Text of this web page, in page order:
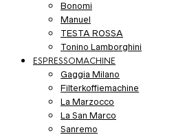
Bonomi
Manuel
TESTA ROSSA
Tonino Lamborghini
ESPRESSOMACHINE
Gaggia Milano
Filterkoffiemachine
La Marzocco
La San Marco
Sanremo